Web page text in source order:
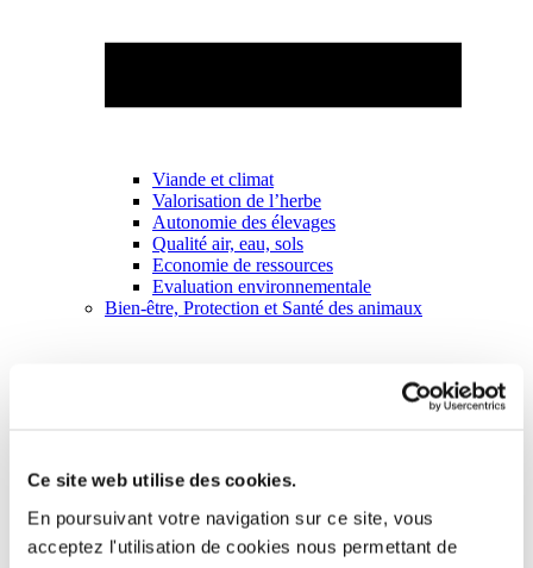
Ce site web utilise des cookies.
En poursuivant votre navigation sur ce site, vous
acceptez l'utilisation de cookies nous permettant de
Viande et climat
Valorisation de l’herbe
Autonomie des élevages
Qualité air, eau, sols
Economie de ressources
Evaluation environnementale
Bien-être, Protection et Santé des animaux